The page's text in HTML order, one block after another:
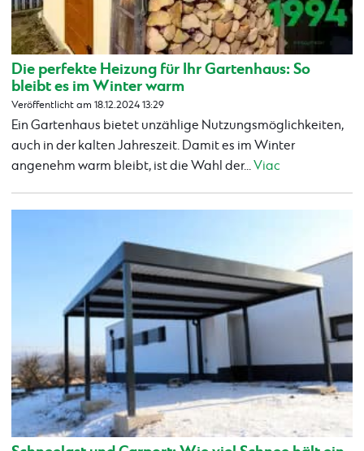
Die perfekte Heizung für Ihr Gartenhaus: So
bleibt es im Winter warm
Veröffentlicht am 18.12.2024 13:29
Ein Gartenhaus bietet unzählige Nutzungsmöglichkeiten,
auch in der kalten Jahreszeit. Damit es im Winter
angenehm warm bleibt, ist die Wahl der...Viac